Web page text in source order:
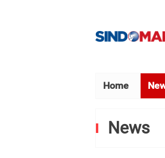
Home
News